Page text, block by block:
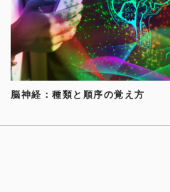
脳神経：種類と順序の覚え方